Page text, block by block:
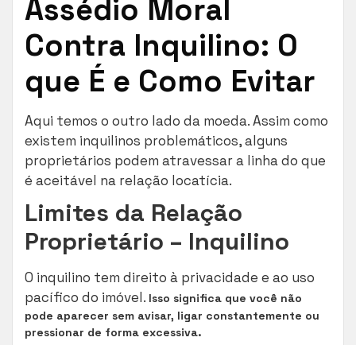
Assédio Moral
Contra Inquilino: O
que É e Como Evitar
Aqui temos o outro lado da moeda. Assim como
existem inquilinos problemáticos, alguns
proprietários podem atravessar a linha do que
é aceitável na relação locatícia.
Limites da Relação
Proprietário – Inquilino
O inquilino tem direito à privacidade e ao uso
pacífico do imóvel. Isso significa que você não
pode aparecer sem avisar, ligar constantemente ou
pressionar de forma excessiva.